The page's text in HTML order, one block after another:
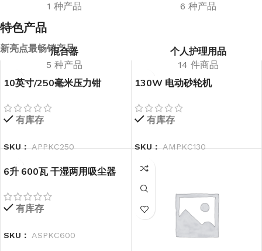
1 种产品 6 种产品
混合器
5 种产品
个人护理用品
14 件商品
特色产品
新亮点最畅销产品
10英寸/250毫米压力钳
有库存
SKU：APPKC250
130W 电动砂轮机
有库存
SKU：AMPKC130
6升 600瓦 干湿两用吸尘器
有库存
SKU： ASPKC600